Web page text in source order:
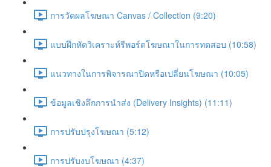
การวัดผลโฆษณา Canvas / Collection (9:20)
แบบฝึกหัดวิเคราะห์รีพอร์ตโฆษณาในการทดสอบ (10:58)
แนวทางในการพิจารณาปิดหรือเปลี่ยนโฆษณา (10:05)
ข้อมูลเชิงลึกการนำส่ง (Delivery Insights) (11:11)
การปรับปรุงโฆษณา (5:12)
การปรับงบโฆษณา (4:37)